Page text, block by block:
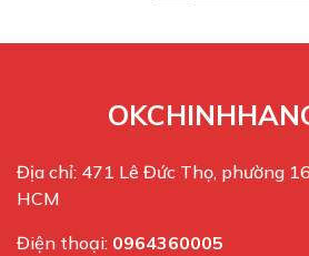
Địa chỉ: 471 Lê Đức Thọ, phường
HCM
Điện thoại: 0964360005